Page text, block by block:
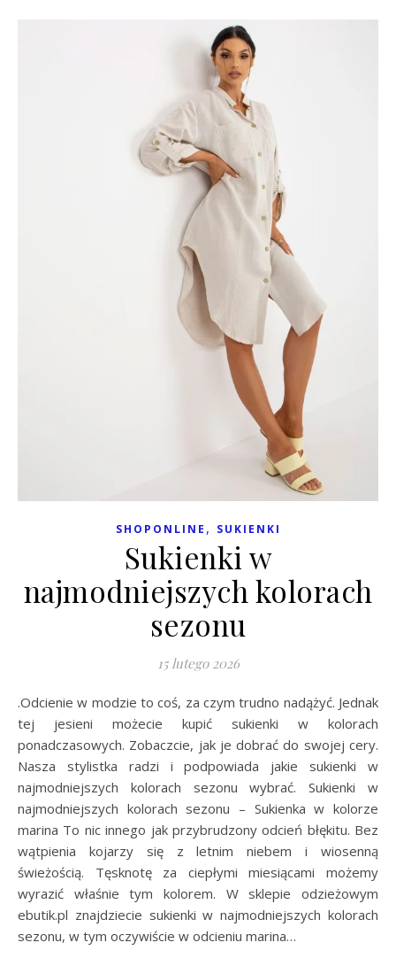
SHOPONLINE , SUKIENKI
Sukienki w
najmodniejszych kolorach
sezonu
15 lutego 2026
.Odcienie w modzie to coś, za czym trudno nadążyć. Jednak
tej jesieni możecie kupić sukienki w kolorach
ponadczasowych. Zobaczcie, jak je dobrać do swojej cery.
Nasza stylistka radzi i podpowiada jakie sukienki w
najmodniejszych kolorach sezonu wybrać. Sukienki w
najmodniejszych kolorach sezonu – Sukienka w kolorze
marina To nic innego jak przybrudzony odcień błękitu. Bez
wątpienia kojarzy się z letnim niebem i wiosenną
świeżością. Tęsknotę za ciepłymi miesiącami możemy
wyrazić właśnie tym kolorem. W sklepie odzieżowym
ebutik.pl znajdziecie sukienki w najmodniejszych kolorach
sezonu, w tym oczywiście w odcieniu marina…